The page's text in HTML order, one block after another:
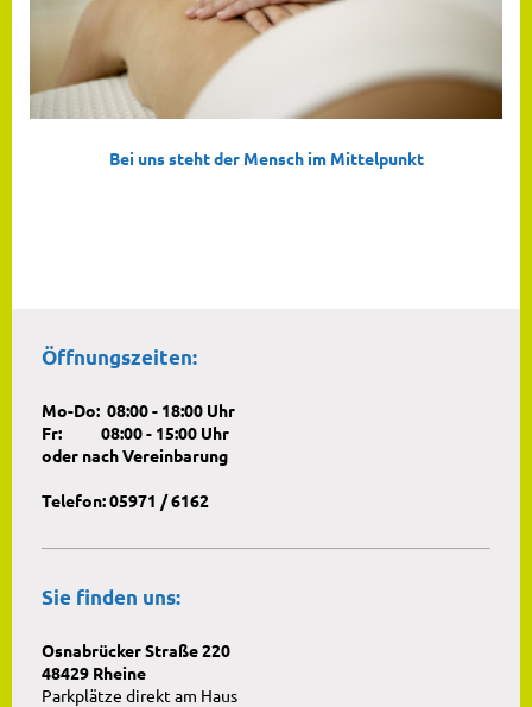
Bei uns steht der Mensch im Mittelpunkt
Öffnungszeiten:
Mo-Do: 08:00 - 18:00 Uhr
Fr: 08:00 - 15:00 Uhr
oder nach Vereinbarung
Telefon: 05971 / 6162
Sie finden uns:
Osnabrücker Straße 220
48429 Rheine
Parkplätze direkt am Haus